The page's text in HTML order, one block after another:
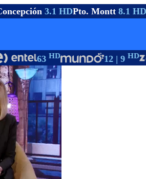
3.1 HDPto. Montt8.1 HD
63HD 12 | 9HD